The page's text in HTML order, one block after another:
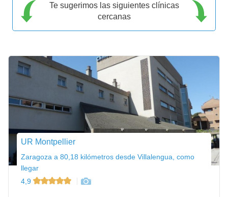
Te sugerimos las siguientes clínicas
cercanas
UR Montpellier
Zaragoza a 80,18 kilómetros desde Villalengua, como
llegar
4,9